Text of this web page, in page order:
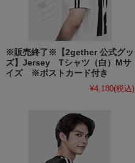
※販売終了※【2gether 公式グッ
ズ】Jersey Tシャツ（白）Mサ
イズ ※ポストカード付き
¥4,180(税込)